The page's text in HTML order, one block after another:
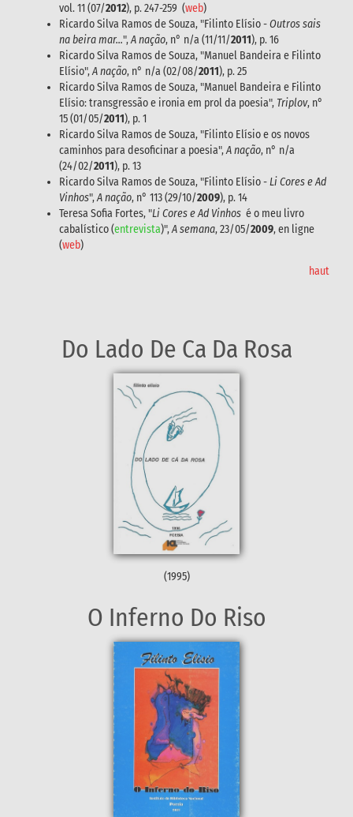
vol. 11 (07/2012), p. 247-259 (web)
Ricardo Silva Ramos de Souza, "Filinto Elísio -Outros sais
na beira mar...",A nação, n° n/a (11/11/2011), p. 16
Ricardo Silva Ramos de Souza, "Manuel Bandeira e Filinto
Elísio",A nação, n° n/a (02/08/2011), p. 25
Ricardo Silva Ramos de Souza, "Manuel Bandeira e Filinto
Elísio: transgressão e ironia em prol da poesia", Triplov, n°
15 (01/05/2011), p. 1
Ricardo Silva Ramos de Souza, "Filinto Elísio e os novos
caminhos para desoficinar a poesia",A nação, n° n/a
(24/02/2011), p. 13
Ricardo Silva Ramos de Souza, "Filinto Elísio -Li Cores e Ad
Vinhos",A nação, n° 113 (29/10/2009), p. 14
Teresa Sofia Fortes, "Li Cores e Ad Vinhos é o meu livro
cabalístico (entrevista)",A semana, 23/05/2009, en ligne
(web)
haut
Do Lado De Ca Da Rosa
(1995)
O Inferno Do Riso